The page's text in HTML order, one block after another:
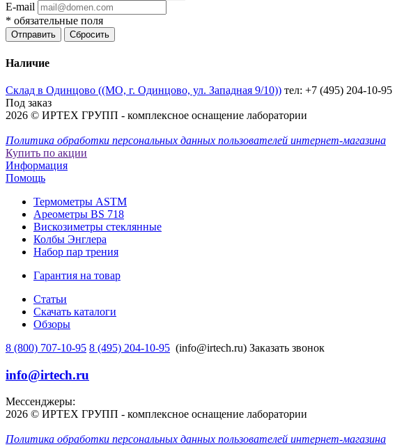
E-mail
* обязательные поля
Отправить Сбросить
Наличие
Склад в Одинцово ((МО, г. Одинцово, ул. Западная 9/10)) тел: +7 (495) 204-10-95
Под заказ
2026 © ИРТЕХ ГРУПП - комплексное оснащение лаборатории
Политика обработки персональных данных пользователей интернет-магазина
Купить по акции
Информация
Помощь
Термометры ASTM
Ареометры BS 718
Вискозиметры стеклянные
Колбы Энглера
Набор пар трения
Гарантия на товар
Статьи
Скачать каталоги
Обзоры
8 (800) 707-10-95 8 (495) 204-10-95 (info@irtech.ru) Заказать звонок
info@irtech.ru
Мессенджеры:
2026 © ИРТЕХ ГРУПП - комплексное оснащение лаборатории
Политика обработки персональных данных пользователей интернет-магазина